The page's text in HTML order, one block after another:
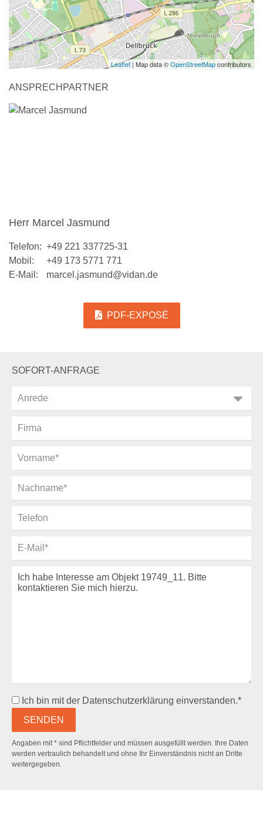
Leaflet | Map data ©OpenStreetMapcontributors
ANSPRECHPARTNER
Herr Marcel Jasmund
Telefon: +49 221 337725-31
Mobil:
+49 173 5771 771
E-Mail:
marcel.jasmund@vidan.de
PDF-EXPOSÉ
SOFORT-ANFRAGE
Ich bin mit der Datenschutzerklärung einverstanden.*
Angaben mit * sind Pflichtfelder und müssen ausgefüllt werden. Ihre Daten
werden vertraulich behandelt und ohne Ihr Einverständnis nicht an Dritte
weitergegeben.